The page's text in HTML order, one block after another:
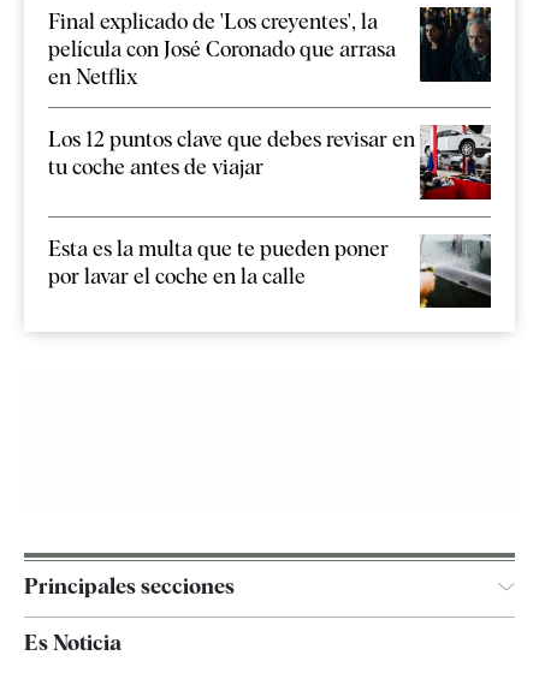
Final explicado de 'Los creyentes', la
película con José Coronado que arrasa
en Netflix
Los 12 puntos clave que debes revisar en
tu coche antes de viajar
Esta es la multa que te pueden poner
por lavar el coche en la calle
Principales secciones
España
Es Noticia